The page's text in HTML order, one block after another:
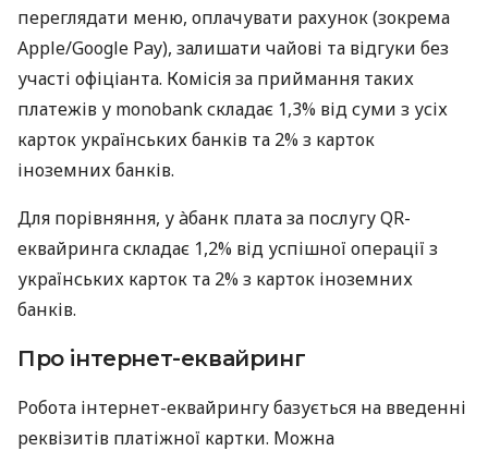
переглядати меню, оплачувати рахунок (зокрема
Apple/Google Pay), залишати чайові та відгуки без
участі офіціанта. Комісія за приймання таких
платежів у monobank складає 1,3% від суми з усіх
карток українських банків та 2% з карток
іноземних банків.
Для порівняння, у àбанк плата за послугу QR-
еквайринга складає 1,2% від успішної операції з
українських карток та 2% з карток іноземних
банків.
Про інтернет-еквайринг
Робота інтернет-еквайрингу базується на введенні
реквізитів платіжної картки. Можна